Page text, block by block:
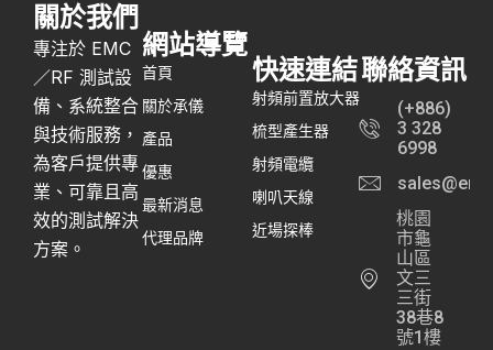
關於我們
專注於 EMC
／RF 測試設
備、系統整合
與技術服務，
為客戶提供專
業、可靠且高
效的測試解決
方案。
網站導覽
首頁
關於承儀
產品
優惠
最新消息
代理品牌
快速連結
射頻前置放大器
梳型產生器
射頻電纜
喇叭天線
近場探棒
聯絡資訊
(+886)
3 328
6998
桃園
市龜
山區
文三
三街
38巷8
號1樓